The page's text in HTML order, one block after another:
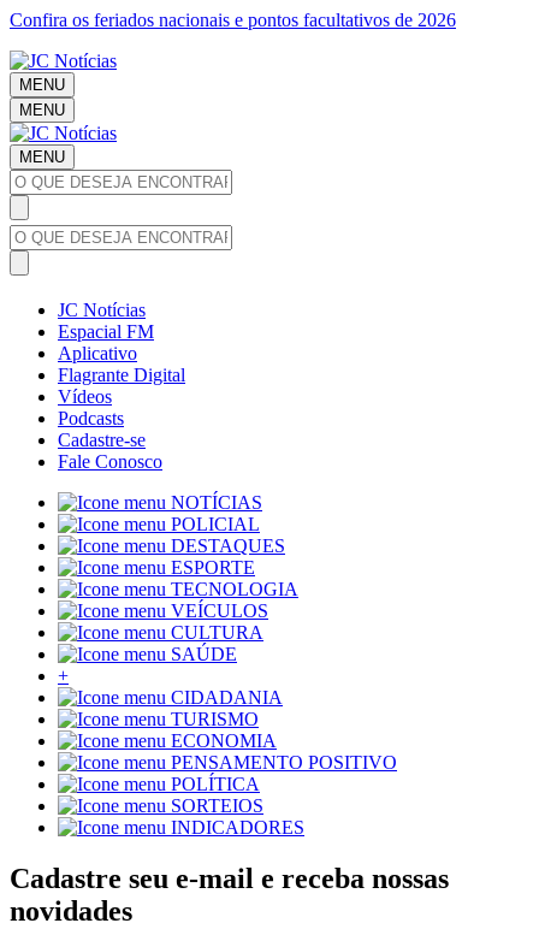
Confira os feriados nacionais e pontos facultativos de 2026
MENU
MENU
MENU
JC Notícias
Espacial FM
Aplicativo
Flagrante Digital
Vídeos
Podcasts
Cadastre-se
Fale Conosco
NOTÍCIAS
POLICIAL
DESTAQUES
ESPORTE
TECNOLOGIA
VEÍCULOS
CULTURA
SAÚDE
+
CIDADANIA
TURISMO
ECONOMIA
PENSAMENTO POSITIVO
POLÍTICA
SORTEIOS
INDICADORES
Cadastre seu e-mail e receba nossas
novidades